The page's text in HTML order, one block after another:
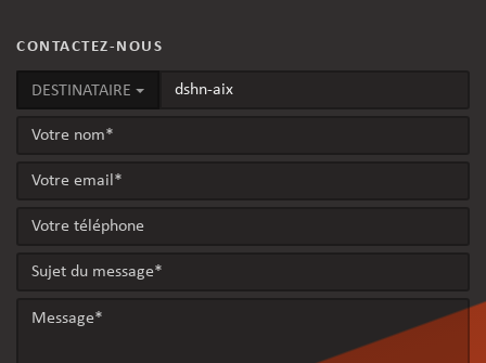
CONTACTEZ-NOUS
DESTINATAIRE